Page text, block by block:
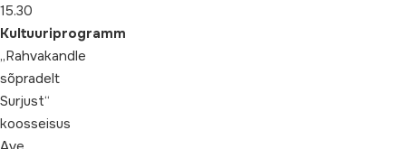
15.30
Kultuuriprogramm
„Rahvakandle
sõpradelt
Surjust“
koosseisus